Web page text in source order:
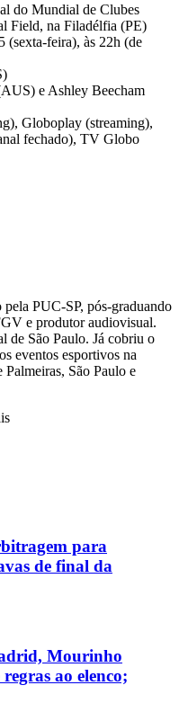
do Mundial de Clubes
Field, na Filadélfia (PE)
(sexta-feira), às 22h (de
e Ashley Beecham
Globoplay (streaming),
fechado), TV Globo
PUC-SP, pós-graduando
e produtor audiovisual.
de São Paulo. Já cobriu o
eventos esportivos na
São Paulo e
para
de final da
Mourinho
ao elenco;